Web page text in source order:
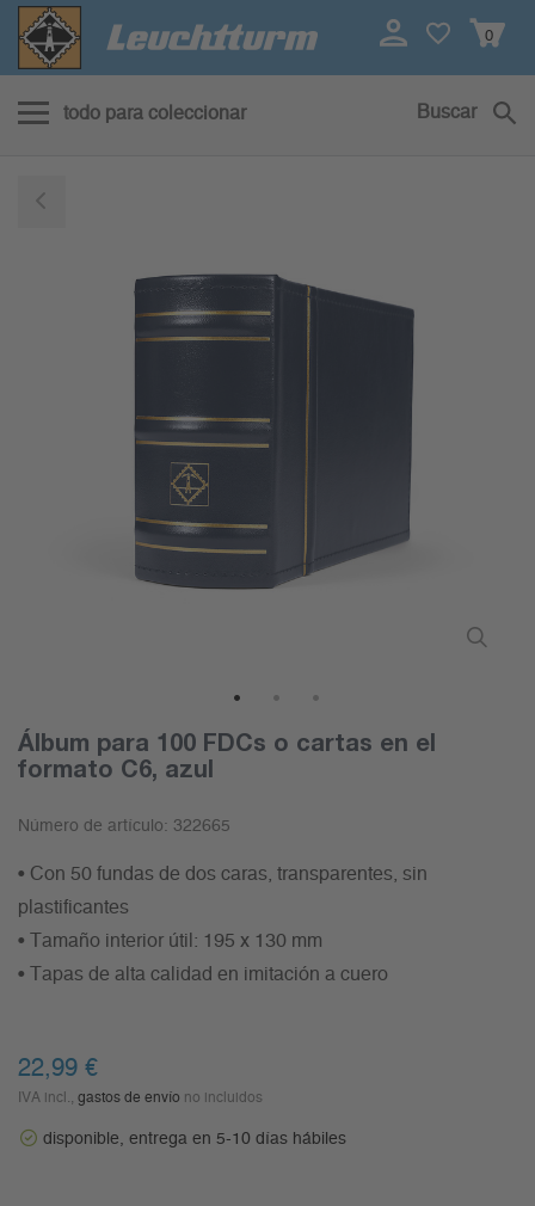
0
todo para coleccionar Buscar
Álbum para 100 FDCs o cartas en el
formato C6, azul
Número de artículo: 322665
• Con 50 fundas de dos caras, transparentes, sin
plastificantes
• Tamaño interior útil: 195 x 130 mm
• Tapas de alta calidad en imitación a cuero
22,99 €
IVA incl., gastos de envío no incluidos
disponible, entrega en 5-10 días hábiles